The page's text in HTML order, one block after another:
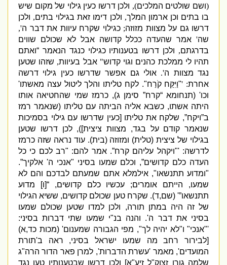
ושם שולטים המלכים),ולכן דרשו כעין גילוי של מקום שיש
בו בתים וכן ארמון המלך,ולכן דימו זאת בגילוי בתים,ולכן
דרשו גם על מצוות מזוזה;כגילוי שקרח עיוות את דבר ה ',
שה'אמר שהעדה ככלל קדושה אבל לא שכולם שווים
בדרגתם,ולכן דרשו בטענותיו כגילוי כנגד הנאמר “ואתם
תהיו לי ממלכת כהנים וגוי קדוש"אבל בעיוות,שזהו שטען
נגד מצוות ה '.אולי גם אפשר שדרשו כעין גילוי דרשה
אחרת: '
" וַיִּקַּח קֹרַח"
.לקח טליתו והלך ליטול עצה מאשתו'
' (תנחומא “קרח” סימן ג ),כרמז שמי שהחטיאה אותו
היתה אשתו,כשבא אליה הביתה עם טליתו(שנאמר רמז
ב”ויקח”,שלקח את טליתו[כעין שדרשו עם גילוי בסמיכות
שנאמר קודם על בגד,מצוות ציצית]),לכן דרשו שטען
בגילוי של ציצית(טלית)ומזוזה(בית).עוד נראה שזה כרמז
לדרשה: '" ויקהל עליהם קרח”.אמר להם: "רב לכם כי כל
העדה כלם קדושים”,וכלם שמעו בסיני"אנכי ה 'אלקיך”.
ומדוע תתנשאו",אילמלא אתם שמעתם לבדכם והם לא
שמעו,הייתם אומרים;עכשיו כלם קדושים, “[
]מדוע
תתנשאו”' (שם,ד).שקרח טען שכולם קדושים,ששיא הגילוי
של זה היה במתן תורה,ולכן למדו שטען שכולם שמעו
בסיני את דבר ה '.והנה בנ"י שמעו שתי דברות בסיני:
אנכי"ו" לא יהיה לך",מפי הגבורה שמענום' (מכות כד,א)
לבירור רחב מה שמעו ישראל בסיני,ראה ב
תורת
המועדים',מאמר'עשרת הדברות',למרן פאר הדור הרה"ג
שלמה גורן זצוק"ל זיע"א]ולכן דרשו שבטענותיו טען נגד